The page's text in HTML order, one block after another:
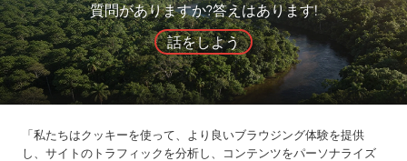
「私たちはクッキーを使って、より良いブラウジング体験を提供
し、サイトのトラフィックを分析し、コンテンツをパーソナライズ
質問がありますか?答えはあります!
話をしよう
会社概要 製品 ソリューション メリット
メディア